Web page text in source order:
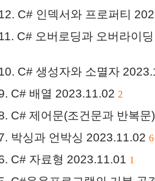
C# 인덱서와 프로퍼티
C# 오버로딩과 오버라이
C# 생성자와 소멸자
C# 배열 2023.11.02 2
C# 제어문(조건문과 반복
박싱과 언박싱 2023.11.02 6
C# 자료형 2023.11.01 1